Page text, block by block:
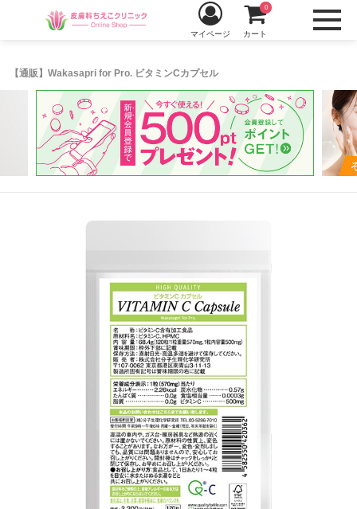
【通販】Wakasapri for Pro. ビタミンCカプセル
マイページ カート
0